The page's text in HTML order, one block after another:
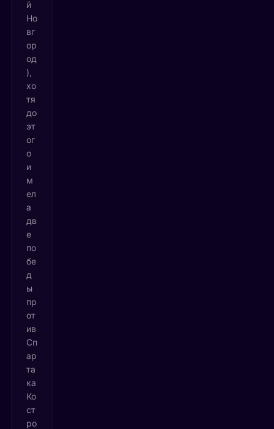
й
Но
вг
ор
од
),
хо
тя
до
эт
ог
о
и
м
ел
а
дв
е
по
бе
д
ы
пр
от
ив
Сп
ар
та
ка
Ко
ст
ро